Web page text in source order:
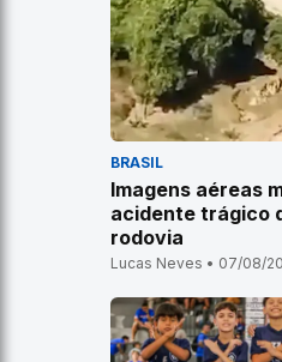
BRASIL
Imagens aéreas
acidente trágico
rodovia
Lucas Neves • 07/08/